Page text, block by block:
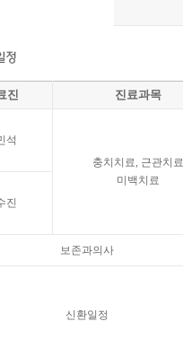
진 진료과목
석
충치치료, 근관치료
미백치료
진
보존과의사
신환일정